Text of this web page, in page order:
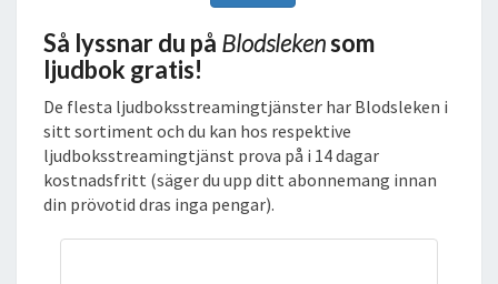
Så lyssnar du på Blodslekensom
ljudbok gratis!
De flesta ljudboksstreamingtjänster har Blodsleken i
sitt sortiment och du kan hos respektive
ljudboksstreamingtjänst prova på i 14 dagar
kostnadsfritt (säger du upp ditt abonnemang innan
din prövotid dras inga pengar).